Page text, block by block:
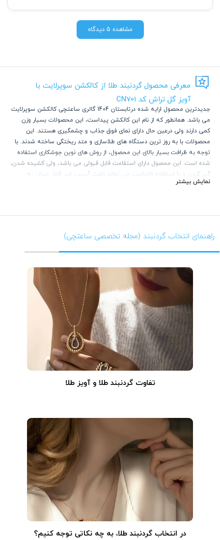
مشاهده 5 دیدگاه
معرفی محصول گردنبند طلا از کالکشن سوپرلایت با
آویز گل تراش کد CN701
جدیدترین محصول ارایه شده درتابستان 1404 گالری ساعتچی کالکشن سوپرلایت
می باشد. همانطور که از نام این کالکشن پیداست، این محصولات بسیار وزن
کمی دارند ولی درعین حال دارای نمای فوق جذاب و چشمگیری هستند. این
محصولات با به روز ترین دستگاه های طلاسازی و متد ریختگی ساخته شدند. با
توجه به ظرافت بسیار بالای این محصول، از روش های نوین جوشکاری استفاده
شده است. این محصول دارای استقامت قابل قبولی می باشد، ولی کشیده شدن،
گیر کردن و یا استفاده نامناسب می تواند باعث آسیب غیر قابل جبران به
محصول شود.
نمایش بیشتر
راهنمای انتخاب گردنبند (مجله تخصصی ساعتچی)
تفاوت گردنبند طلا و آویز طلا
در انتخاب گردنبند طلا‌، به چه نکاتی توجه کنیم؟